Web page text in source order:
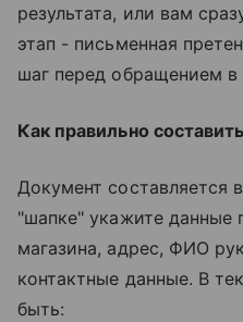
результата, или вам
этап - письменная
шаг перед обращением в
Как правильно
Документ составляется
"шапке" укажите данные
магазина, адрес, ФИО
контактные данные. В
быть: